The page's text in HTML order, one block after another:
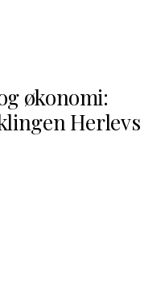
økonomi:
Herlevs